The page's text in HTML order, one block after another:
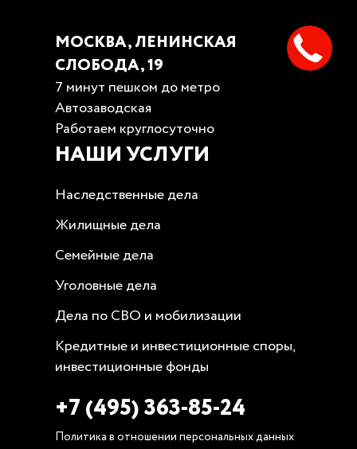
МОСКВА, ЛЕНИНСКАЯ
СЛОБОДА, 19
7 минут пешком до метро
Автозаводская
Работаем круглосуточно
НАШИ УСЛУГИ
Наследственные дела
Жилищные дела
Семейные дела
Уголовные дела
Дела по СВО и мобилизации
Кредитные и инвестиционные споры,
инвестиционные фонды
+7 (495) 363-85-24
Политика в отношении персональных данных